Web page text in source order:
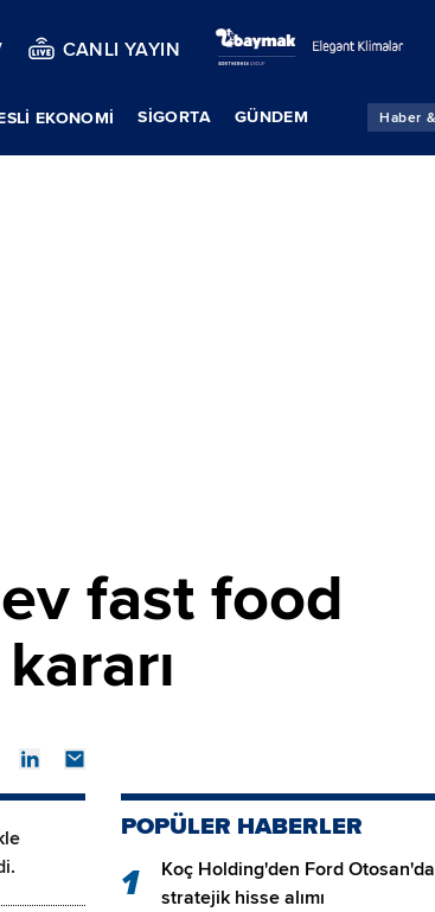
CANLI YAYIN
EKONOMİ SIGORTA GÜNDEM
fast food
POPÜLER HABERLER
1
Koç Holding'den Ford Otosan'da
stratejik hisse alımı